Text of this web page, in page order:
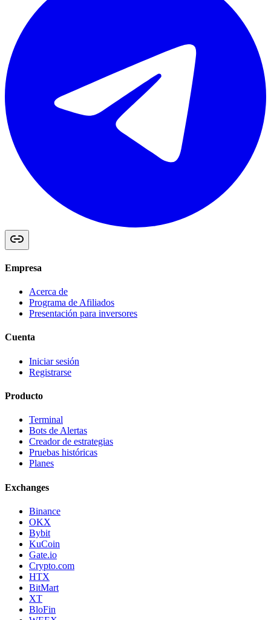
Empresa
Acerca de
Programa de Afiliados
Presentación para inversores
Cuenta
Iniciar sesión
Registrarse
Producto
Terminal
Bots de Alertas
Creador de estrategias
Pruebas históricas
Planes
Exchanges
Binance
OKX
Bybit
KuCoin
Gate.io
Crypto.com
HTX
BitMart
XT
BloFin